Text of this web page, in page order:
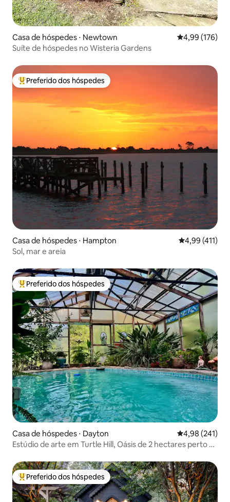
Casa de hóspedes ⋅ Newtown 4,99 de uma
4,99 (176)
Suíte de hóspedes no Wisteria Gardens
Entre os melhores preferidos dos hóspedes
Preferido dos hóspedes
Casa de hóspedes ⋅ Hampton 4,99 de uma
4,99 (411)
Sol, mar e areia
Entre os melhores preferidos dos hóspedes
Preferido dos hóspedes
Casa de hóspedes ⋅ Dayton 4,98 de uma
4,98 (241)
Estúdio de arte em Turtle Hill, Oásis de 2 hectares perto da
Entre os melhores preferidos dos hóspedes
Preferido dos hóspedes